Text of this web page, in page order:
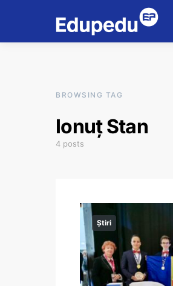
BROWSING TAG
Ionuț Stan
4 posts
Știri